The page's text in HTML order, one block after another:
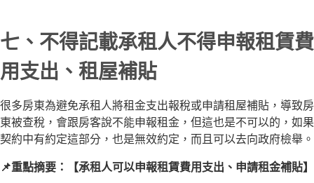
七、不得記載承租人不得申報租賃費
用支出、租屋補貼
很多房東為避免承租人將租金支出報稅或申請租屋補貼，導致房
東被查稅，會跟房客說不能申報租金，但這也是不可以的，如果
契約中有約定這部分，也是無效約定，而且可以去向政府檢舉。
📌重點摘要：【承租人可以申報租賃費用支出、申請租金補貼】